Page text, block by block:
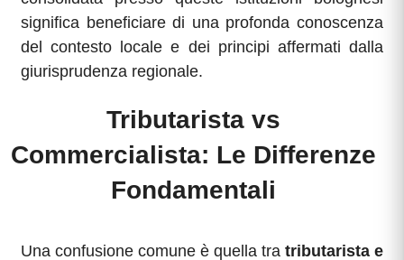
significa beneficiare di una profonda conoscenza
del contesto locale e dei principi affermati dalla
giurisprudenza regionale.
Tributarista vs
Commercialista: Le Differenze
Fondamentali
Una confusione comune è quella tra tributarista e